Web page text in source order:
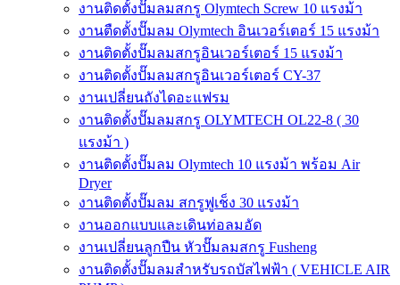
งานติดตั้งปั๊มลมสกรู Olymtech Screw 10 แรงม้า
งานตืดตั้งปั๊มลม Olymtech อินเวอร์เตอร์ 15 แรงม้า
งานติดตั้งปั๊มลมสกรูอินเวอร์เตอร์ 15 แรงม้า
งานติดตั้งปั๊มลมสกรูอินเวอร์เตอร์ CY-37
งานเปลี่ยนถังไดอะแฟรม
งานติดตั้งปั๊มลมสกรู OLYMTECH OL22-8 ( 30
แรงม้า )
งานติดตั้งปั๊มลม Olymtech 10 แรงม้า พร้อม Air
Dryer
งานติดตั้งปั๊มลม สกรูฟูเช็ง 30 แรงม้า
งานออกแบบและเดินท่อลมอัด
งานเปลี่ยนลูกปืน หัวปั๊มลมสกรู Fusheng
งานติดตั้งปั๊มลมสำหรับรถบัสไฟฟ้า ( VEHICLE AIR